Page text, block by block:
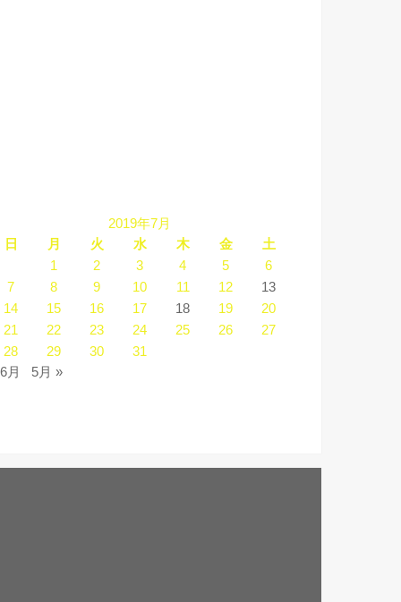
2019年7月
日
月 火 水 木 金
土
1
2 3 4 5
6
7
8 9 10 11 12
13
14
15 16 17 18 19
20
21
22 23 24 25 26
27
28
29 30
31
月
5月 »